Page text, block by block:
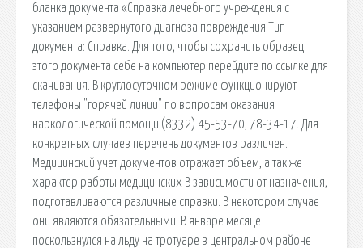
бланка документа «Справка лечебного учреждения с
указанием развернутого диагноза повреждения Тип
документа: Справка. Для того, чтобы сохранить образец
этого документа себе на компьютер перейдите по ссылке для
скачивания. В круглосуточном режиме функционируют
телефоны "горячей линии" по вопросам оказания
наркологической помощи (8332) 45-53-70, 78-34-17. Для
конкретных случаев перечень документов различен.
Медицинский учет документов отражает объем, а так же
характер работы медицинских В зависимости от назначения,
подготавливаются различные справки. В некотором случае
они являются обязательными. В январе месяце
поскользнулся на льду на тротуаре в центральном районе